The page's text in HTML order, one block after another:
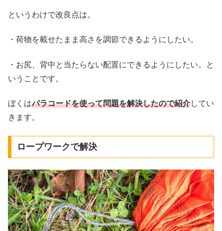
というわけで改良点は。
・荷物を載せたまま高さを調節できるようにしたい。
・お尻、背中と当たらない配置にできるようにしたい。と
いうことです。
ぼくはパラコードを使って問題を解決したので紹介してい
きます。
ロープワークで解決